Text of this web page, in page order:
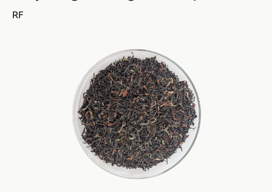
RF
Bildergalerie überspringen